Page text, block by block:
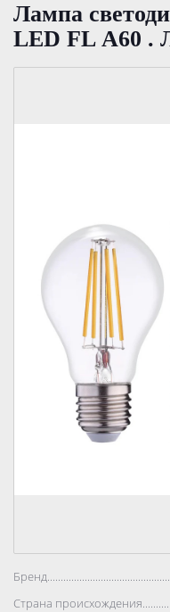
Лампа
LED FL А60 .
Страна